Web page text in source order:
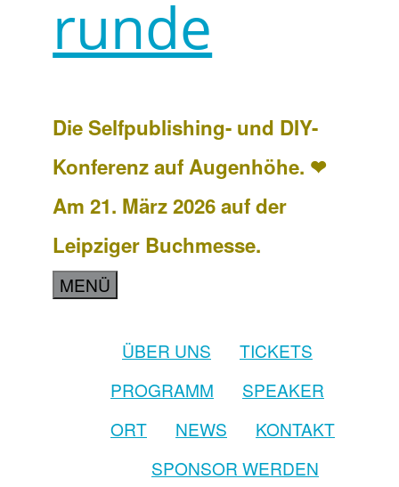
runde
Die Selfpublishing- und DIY-
Konferenz auf Augenhöhe. ❤
Am 21. März 2026 auf der
Leipziger Buchmesse.
MENÜ
ÜBER UNS
TICKETS
PROGRAMM
SPEAKER
ORT
NEWS
KONTAKT
SPONSOR WERDEN